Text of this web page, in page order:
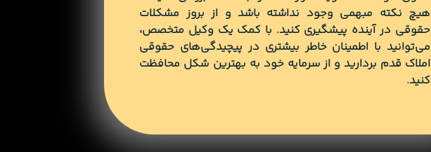
هیچ نکته مبهمی وجود نداشته باشد و از بروز مشکلات
حقوقی در آینده پیشگیری کنید. با کمک یک وکیل متخصص،
می‌توانید با اطمینان خاطر بیشتری در پیچیدگی‌های حقوقی
املاک قدم بردارید و از سرمایه‌ خود به بهترین شکل محافظت
کنید.